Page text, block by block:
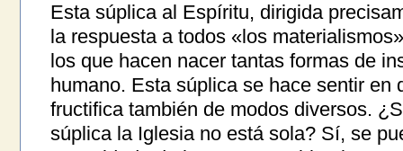
Esta súplica al Espíritu, dirigida
la respuesta a todos «los
los que hacen nacer tantas formas de
humano. Esta súplica se hace sentir en
fructifica también de modos diversos.
súplica la Iglesia no está sola? Sí, se